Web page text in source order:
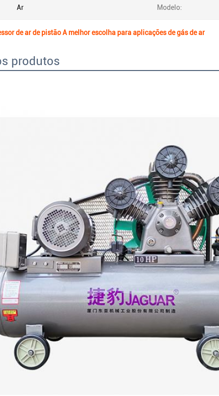
Ar Modelo:
de ar de pistão A melhor escolha para aplicações de gás de ar
produtos